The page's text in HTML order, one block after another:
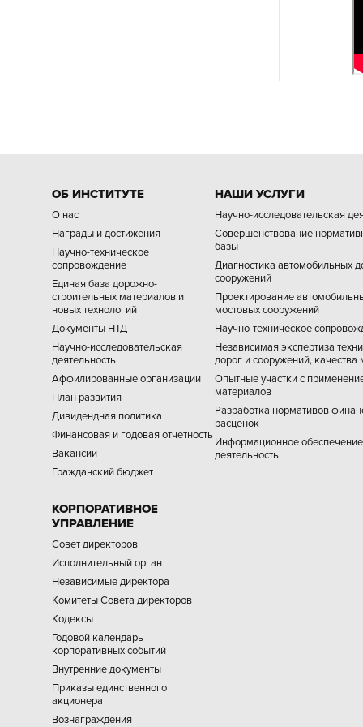
ОБ ИНСТИТУТЕ
О нас
Награды и достижения
Научно-техническое
сопровождение
Единая база дорожно-
строительных материалов и
новых технологий
Документы НТД
Научно-исследовательская
деятельность
Аффилированные организации
План развития
Дивидендная политика
Финансовая и годовая отчетность
Вакансии
Гражданский бюджет
КОРПОРАТИВНОЕ
УПРАВЛЕНИЕ
Совет директоров
Исполнительный орган
Независимые директора
Комитеты Совета директоров
Кодексы
Годовой календарь
корпоративных событий
Внутренние документы
Приказы единственного
акционера
Вознаграждения
НАШИ УСЛУГИ
Научно-исследовательская
Совершенствование
базы
Диагностика автомобильных
сооружений
Проектирование
мостовых сооружений
Научно-техническое
Независимая экспертиза
дорог и сооружений, качества
Опытные участки с
материалов
Разработка нормативов
расценок
Информационное
деятельность